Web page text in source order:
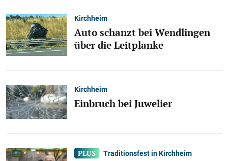
Kirchheim
Auto schanzt bei Wendlingen
über die Leitplanke
Kirchheim
Einbruch bei Juwelier
Traditionsfest in Kirchheim